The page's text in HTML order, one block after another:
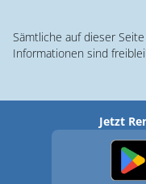
Sämtliche auf dieser
Informationen sind
Jetzt